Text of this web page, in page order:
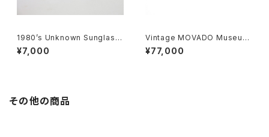
1980’s Unknown Sunglass
es
¥7,000
Vintage MOVADO Museum
Watch
¥77,000
その他の商品